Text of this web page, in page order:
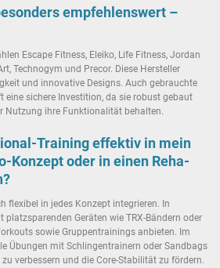
empfehlenswert –
Escape Fitness, Eleiko, Life Fitness, Jordan
Technogym und Precor. Diese Hersteller
und innovative Designs. Auch gebrauchte
eine sichere Investition, da sie robust gebaut
Nutzung ihre Funktionalität behalten.
Training effektiv in mein
Konzept oder in einen Reha-
flexibel in jedes Konzept integrieren. In
Geräten wie TRX-Bändern oder
sowie Gruppentrainings anbieten. Im
Übungen mit Schlingentrainern oder Sandbags
verbessern und die Core-Stabilität zu fördern.